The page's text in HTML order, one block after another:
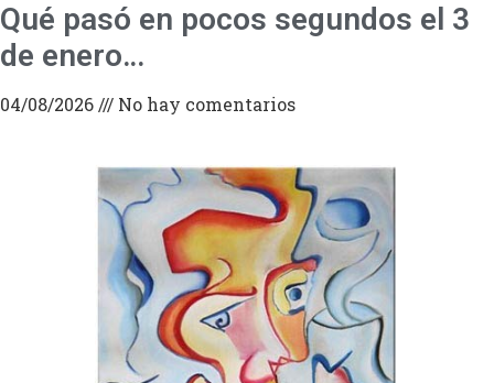
Qué pasó en pocos segundos el 3
de enero…
04/08/2026 No hay comentarios